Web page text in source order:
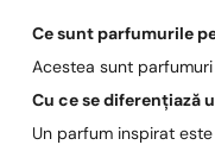
Ce sunt parfumurile
Acestea sunt
Cu ce se diferențiază
Un parfum inspirat